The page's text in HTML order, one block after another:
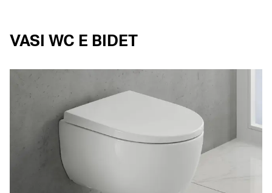
VASI WC E BIDET